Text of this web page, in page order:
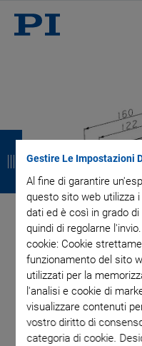
Gestire Le Impostazioni
Al fine di garantire
questo sito web utilizza
dati ed è così in grado
quindi di regolarne
cookie: Cookie
funzionamento del sito
utilizzati per la
l'analisi e cookie di
visualizzare contenuti
vostro diritto di
categoria di cookie.
I
n
d
i
e
t
r
o
I
n
d
i
e
t
r
o
I
n
d
i
e
t
r
o
I
n
d
i
e
t
r
o